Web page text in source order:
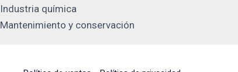
Industria química
Mantenimiento y conservación